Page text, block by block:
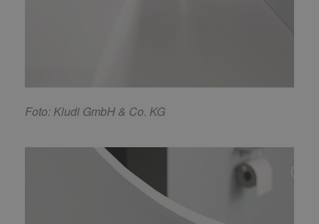
Foto: Kludi GmbH & Co. KG